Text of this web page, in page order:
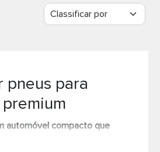
pneus para
automóvel compacto que
e um design inteligente